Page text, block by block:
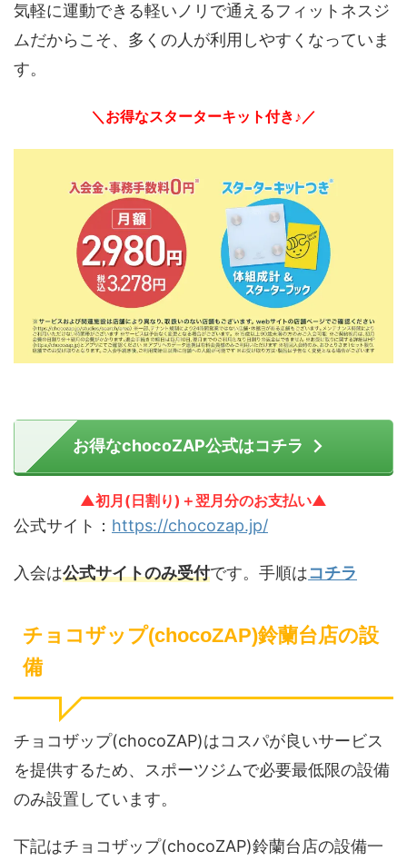
気軽に運動できる軽いノリで通えるフィットネスジ
ムだからこそ、多くの人が利用しやすくなっていま
す。
＼お得なスターターキット付き♪／
お得なchocoZAP公式はコチラ
▲初月(日割り)＋翌月分のお支払い▲
公式サイト： https://chocozap.jp/
入会は公式サイトのみ受付です。手順はコチラ
チョコザップ(chocoZAP)鈴蘭台店の設
備
チョコザップ(chocoZAP)はコスパが良いサービス
を提供するため、スポーツジムで必要最低限の設備
のみ設置しています。
下記はチョコザップ(chocoZAP)鈴蘭台店の設備一